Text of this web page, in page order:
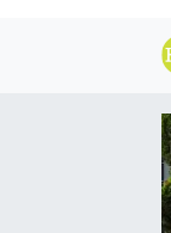
Haber